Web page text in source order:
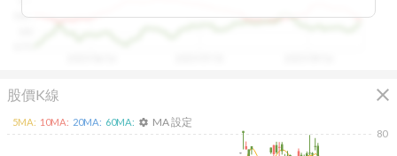
0.85
股價K線 close
80
5MA: 10MA: 20MA: 60MA: settings MA 設定